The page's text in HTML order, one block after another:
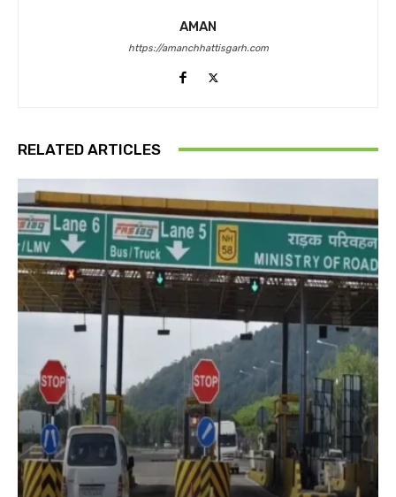
AMAN
https://amanchhattisgarh.com
RELATED ARTICLES